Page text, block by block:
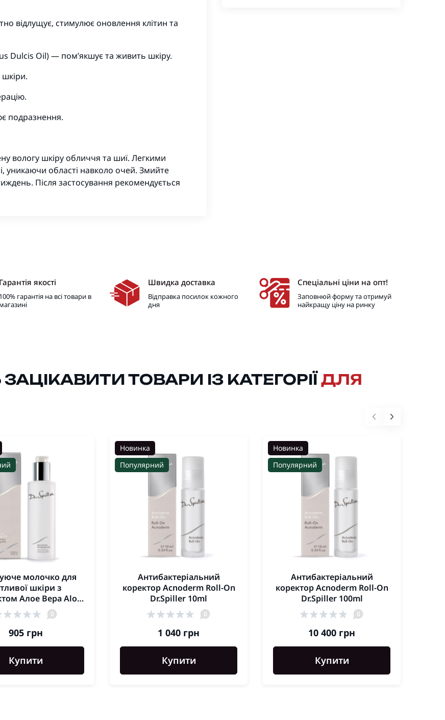
відлущує, стимулює оновлення клітин та
Dulcis Oil) — пом’якшує та живить шкіру.
подразнення.
вологу шкіру обличчя та шиї. Легкими
уникаючи області навколо очей. Змийте
Після застосування рекомендується
Гарантія якості
100% гарантія на всі товари в
магазині
Швидка доставка
Відправка посилок кожного
дня
Спеціальні ціни на опт!
Заповнюй форму та отримуй
найкращу ціну на ринку
ТОВАРИ ІЗ КАТЕГОРІЇ ДЛЯ
молочко для
шкіри з
Алое Вера Aloe
Cleansing Milk
100мл
0
905 грн
Купити
Новинка
Популярний
Антибактеріальний
коректор Acnoderm Roll-On
Dr.Spiller 10ml
0
1 040 грн
Купити
Новинка
Популярний
Антибактеріальний
коректор Acnoderm Roll-On
Dr.Spiller 100ml
0
10 400 грн
Купити